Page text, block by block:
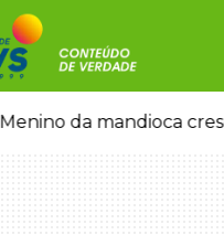
Menino da mandioca